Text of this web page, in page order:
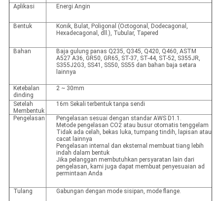
Aplikasi
Energi Angin
Bentuk
Konik, Bulat, Poligonal (Octogonal, Dodecagonal,
Hexadecagonal, dll.), Tubular, Tapered
Bahan
Baja gulung panas Q235, Q345, Q420, Q460, ASTM
A527 A36, GR50, GR65, ST-37, ST-44, ST-52, S355JR,
S355J2G3, SS41, SS50, SS55 dan bahan baja setara
lainnya
Ketebalan
dinding
2 ~ 30mm
Setelah
Membentuk
16m Sekali terbentuk tanpa sendi
Pengelasan
Pengelasan sesuai dengan standar AWS D1.1.
Metode pengelasan CO2 atau busur otomatis tenggelam
Tidak ada celah, bekas luka, tumpang tindih, lapisan atau
cacat lainnya
Pengelasan internal dan eksternal membuat tiang lebih
indah dalam bentuk
Jika pelanggan membutuhkan persyaratan lain dari
pengelasan, kami juga dapat membuat penyesuaian ad
permintaan Anda
Tulang Gabungan dengan mode sisipan, mode flange.